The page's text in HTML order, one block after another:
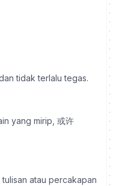
tidak terlalu tegas.
yang mirip, 或许
atau percakapan